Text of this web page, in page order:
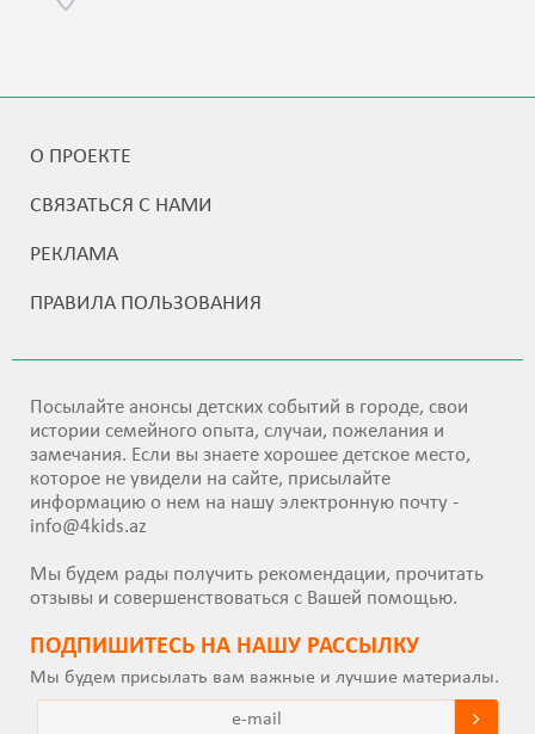
О ПРОЕКТЕ
СВЯЗАТЬСЯ С НАМИ
РЕКЛАМА
ПРАВИЛА ПОЛЬЗОВАНИЯ
Посылайте анонсы детских событий в городе, свои
истории семейного опыта, случаи, пожелания и
замечания. Если вы знаете хорошее детское место,
которое не увидели на сайте, присылайте
информацию о нем на нашу электронную почту -
info@4kids.az
Мы будем рады получить рекомендации, прочитать
отзывы и совершенствоваться с Вашей помощью.
ПОДПИШИТEСЬ НА НАШУ РАССЫЛКУ
Мы будем присылать вам важные и лучшие материалы.